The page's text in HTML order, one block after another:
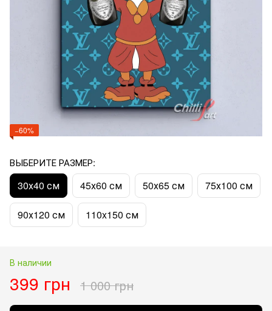
−60%
ВЫБЕРИТЕ РАЗМЕР:
30х40 см 45х60 см 50х65 см 75х100 см
90х120 см 110x150 см
В наличии
399 грн 1 000 грн